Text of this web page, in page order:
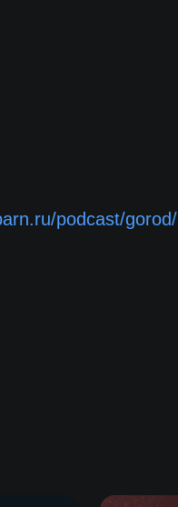
podcast/gorod/